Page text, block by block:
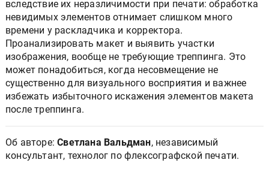
вследствие их неразличимости при печати: обработка
невидимых элементов отнимает слишком много
времени у раскладчика и корректора.
Проанализировать макет и выявить участки
изображения, вообще не требующие треппинга. Это
может понадобиться, когда несовмещение не
существенно для визуального восприятия и важнее
избежать избыточного искажения элементов макета
после треппинга.
Об авторе:Светлана Вальдман, независимый
консультант, технолог по флексографской печати.